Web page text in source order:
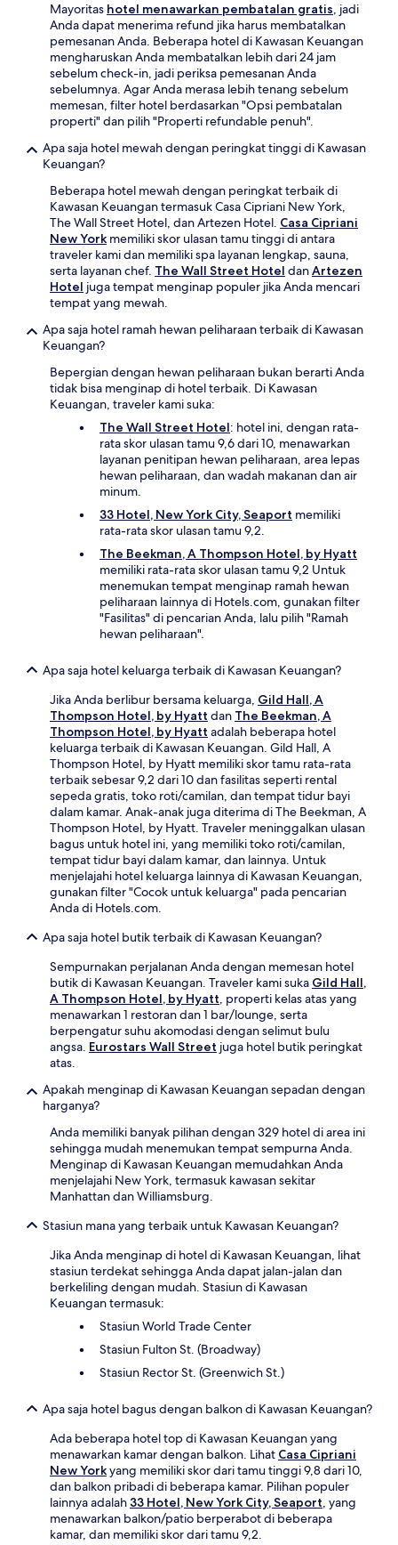
Mayoritas hotel menawarkan pembatalan gratis, jadi
Anda dapat menerima refund jika harus membatalkan
pemesanan Anda. Beberapa hotel di Kawasan Keuangan
mengharuskan Anda membatalkan lebih dari 24 jam
sebelum check-in, jadi periksa pemesanan Anda
sebelumnya. Agar Anda merasa lebih tenang sebelum
memesan, filter hotel berdasarkan "Opsi pembatalan
properti" dan pilih "Properti refundable penuh".
Apa saja hotel mewah dengan peringkat tinggi di Kawasan
Keuangan?
Beberapa hotel mewah dengan peringkat terbaik di
Kawasan Keuangan termasuk Casa Cipriani New York,
The Wall Street Hotel, dan Artezen Hotel. Casa Cipriani
New Yorkmemiliki skor ulasan tamu tinggi di antara
traveler kami dan memiliki spa layanan lengkap, sauna,
serta layanan chef. The Wall Street Hotel danArtezen
Hotel juga tempat menginap populer jika Anda mencari
tempat yang mewah.
Apa saja hotel ramah hewan peliharaan terbaik di Kawasan
Keuangan?
Bepergian dengan hewan peliharaan bukan berarti Anda
tidak bisa menginap di hotel terbaik. Di Kawasan
Keuangan, traveler kami suka:
The Wall Street Hotel: hotel ini, dengan rata-
rata skor ulasan tamu 9,6 dari 10, menawarkan
layanan penitipan hewan peliharaan, area lepas
hewan peliharaan, dan wadah makanan dan air
minum.
33 Hotel, New York City, Seaport memiliki
rata-rata skor ulasan tamu 9,2.
The Beekman, A Thompson Hotel, by Hyatt
memiliki rata-rata skor ulasan tamu 9,2 Untuk
menemukan tempat menginap ramah hewan
peliharaan lainnya di Hotels.com, gunakan filter
"Fasilitas" di pencarian Anda, lalu pilih "Ramah
hewan peliharaan".
Apa saja hotel keluarga terbaik di Kawasan Keuangan?
Jika Anda berlibur bersama keluarga, Gild Hall, A
Thompson Hotel, by Hyatt dan The Beekman, A
Thompson Hotel, by Hyatt adalah beberapa hotel
keluarga terbaik di Kawasan Keuangan. Gild Hall, A
Thompson Hotel, by Hyatt memiliki skor tamu rata-rata
terbaik sebesar 9,2 dari 10 dan fasilitas seperti rental
sepeda gratis, toko roti/camilan, dan tempat tidur bayi
dalam kamar. Anak-anak juga diterima di The Beekman, A
Thompson Hotel, by Hyatt. Traveler meninggalkan ulasan
bagus untuk hotel ini, yang memiliki toko roti/camilan,
tempat tidur bayi dalam kamar, dan lainnya. Untuk
menjelajahi hotel keluarga lainnya di Kawasan Keuangan,
gunakan filter "Cocok untuk keluarga" pada pencarian
Anda di Hotels.com.
Apa saja hotel butik terbaik di Kawasan Keuangan?
Sempurnakan perjalanan Anda dengan memesan hotel
butik di Kawasan Keuangan. Traveler kami suka Gild Hall,
A Thompson Hotel, by Hyatt, properti kelas atas yang
menawarkan 1 restoran dan 1 bar/lounge, serta
berpengatur suhu akomodasi dengan selimut bulu
angsa. Eurostars Wall Street juga hotel butik peringkat
atas.
Apakah menginap di Kawasan Keuangan sepadan dengan
harganya?
Anda memiliki banyak pilihan dengan 329 hotel di area ini
sehingga mudah menemukan tempat sempurna Anda.
Menginap di Kawasan Keuangan memudahkan Anda
menjelajahi New York, termasuk kawasan sekitar
Manhattan dan Williamsburg.
Stasiun mana yang terbaik untuk Kawasan Keuangan?
Jika Anda menginap di hotel di Kawasan Keuangan, lihat
stasiun terdekat sehingga Anda dapat jalan-jalan dan
berkeliling dengan mudah. Stasiun di Kawasan
Keuangan termasuk:
Stasiun World Trade Center
Stasiun Fulton St. (Broadway)
Stasiun Rector St. (Greenwich St.)
Apa saja hotel bagus dengan balkon di Kawasan Keuangan?
Ada beberapa hotel top di Kawasan Keuangan yang
menawarkan kamar dengan balkon. Lihat Casa Cipriani
New Yorkyang memiliki skor dari tamu tinggi 9,8 dari 10,
dan balkon pribadi di beberapa kamar. Pilihan populer
lainnya adalah 33 Hotel, New York City, Seaport, yang
menawarkan balkon/patio berperabot di beberapa
kamar, dan memiliki skor dari tamu 9,2.